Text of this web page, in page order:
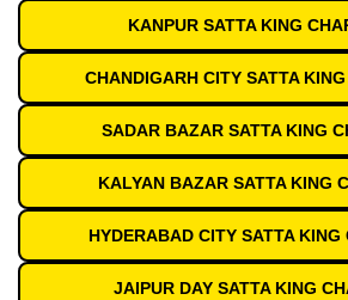
KANPUR SATTA KING
CHANDIGARH CITY SATTA
SADAR BAZAR SATTA KING
KALYAN BAZAR SATTA KING
HYDERABAD CITY SATTA KING
JAIPUR DAY SATTA KING